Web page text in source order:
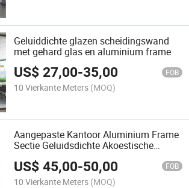
Geluiddichte glazen scheidingswand
met gehard glas en aluminium frame
US$27,00-35,00 FOB
10 Vierkante Meters (MOQ)
Aangepaste Kantoor Aluminium Frame
Sectie Geluidsdichte Akoestische
US$45,00-50,00 FOB
10 Vierkante Meters (MOQ)